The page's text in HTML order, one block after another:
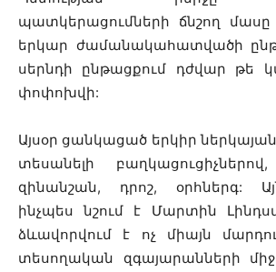
պատկերացումների ճնշող մասը
երկար ժամանակահատվածի
սերնդի ընթացքում դժվար թե
փոփոխվի:
Այսօր ցանկացած երկիր
տեսանելի
զինանշան, դրոշ, օրհներգ:
ինչպես նշում է Մարտին
ձևավորվում է ոչ միայն
տեսողական զգայարանների